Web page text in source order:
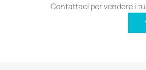
Contattaci per vendere i